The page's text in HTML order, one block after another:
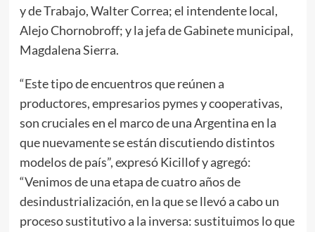
y de Trabajo, Walter Correa; el intendente local,
Alejo Chornobroff; y la jefa de Gabinete municipal,
Magdalena Sierra.
“Este tipo de encuentros que reúnen a
productores, empresarios pymes y cooperativas,
son cruciales en el marco de una Argentina en la
que nuevamente se están discutiendo distintos
modelos de país”, expresó Kicillof y agregó:
“Venimos de una etapa de cuatro años de
desindustrialización, en la que se llevó a cabo un
proceso sustitutivo a la inversa: sustituimos lo que